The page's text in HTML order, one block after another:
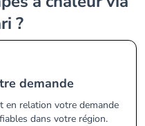
?
demande
en relation votre demande
dans votre région.